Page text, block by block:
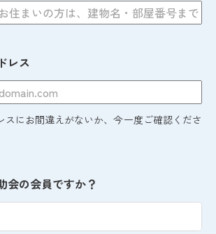
レス
にお間違えがないか、今一度ご確認くださ
会の会員ですか？